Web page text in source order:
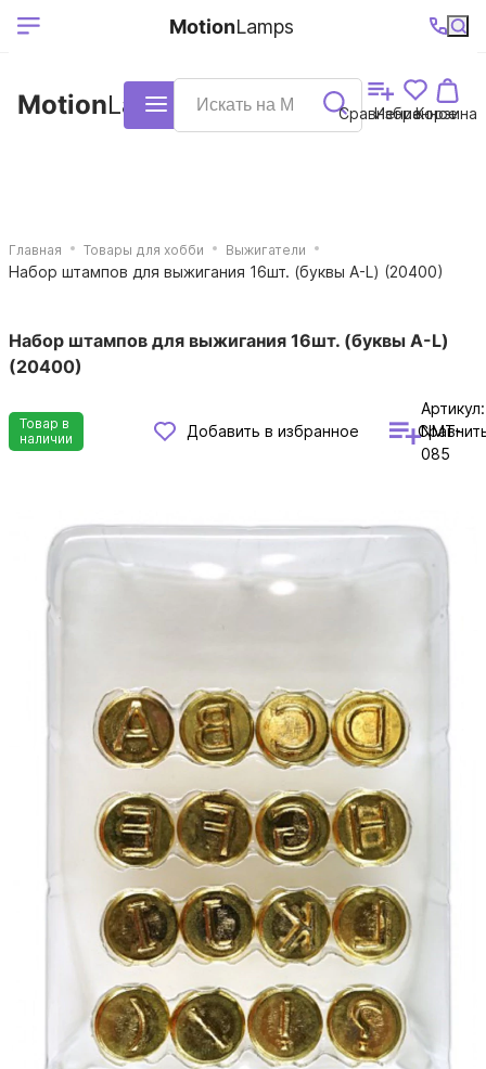
Ваш регион
Выберите ваш
+7 (495)740-
38-68
График
работы
MotionLamps Каталог Сравнение
Избранное
Корзина
MotionLamps
Главная Товары для хобби Выжигатели
Набор штампов для выжигания 16шт. (буквы A-L) (20400)
Набор штампов для выжигания 16шт. (буквы A-L)
(20400)
Товар в
наличии
Добавить в избранное
Артикул:
NMT-
085